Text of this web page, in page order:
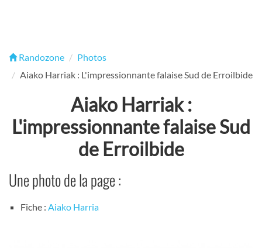
Randozone
Photos
Aiako Harriak : L'impressionnante falaise Sud de Erroilbide
Aiako Harriak :
L'impressionnante falaise Sud
de Erroilbide
Une photo de la page :
Fiche : Aiako Harria